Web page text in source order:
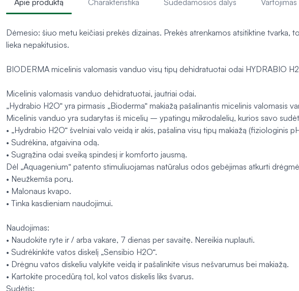
Apie produktą Charakteristika Sudedamosios dalys Vartojimas
Dėmesio: šiuo metu keičiasi prekės dizainas. Prekės atrenkamos atsitiktine
lieka nepakitusios.
BIODERMA micelinis valomasis vanduo visų tipų dehidratuotai odai HYDRABIO
Micelinis valomasis vanduo dehidratuotai, jautriai odai.
„Hydrabio H2O“ yra pirmasis „Bioderma“ makiažą pašalinantis micelinis valomasis
Micelinis vanduo yra sudarytas iš micelių – ypatingų mikrodalelių, kurios savo
• „Hydrabio H2O“ švelniai valo veidą ir akis, pašalina visų tipų makiažą (fiziologinis
• Sudrėkina, atgaivina odą.
• Sugrąžina odai sveiką spindesį ir komforto jausmą.
Dėl „Aquagenium“ patento stimuliuojamas natūralus odos gebėjimas atkurti
• Neužkemša porų.
• Malonaus kvapo.
• Tinka kasdieniam naudojimui.
Naudojimas:
• Naudokite ryte ir / arba vakare, 7 dienas per savaitę. Nereikia nuplauti.
• Sudrėkinkite vatos diskelį „Sensibio H2O“.
• Drėgnu vatos diskeliu valykite veidą ir pašalinkite visus nešvarumus bei makiažą.
• Kartokite procedūrą tol, kol vatos diskelis liks švarus.
Sudėtis: